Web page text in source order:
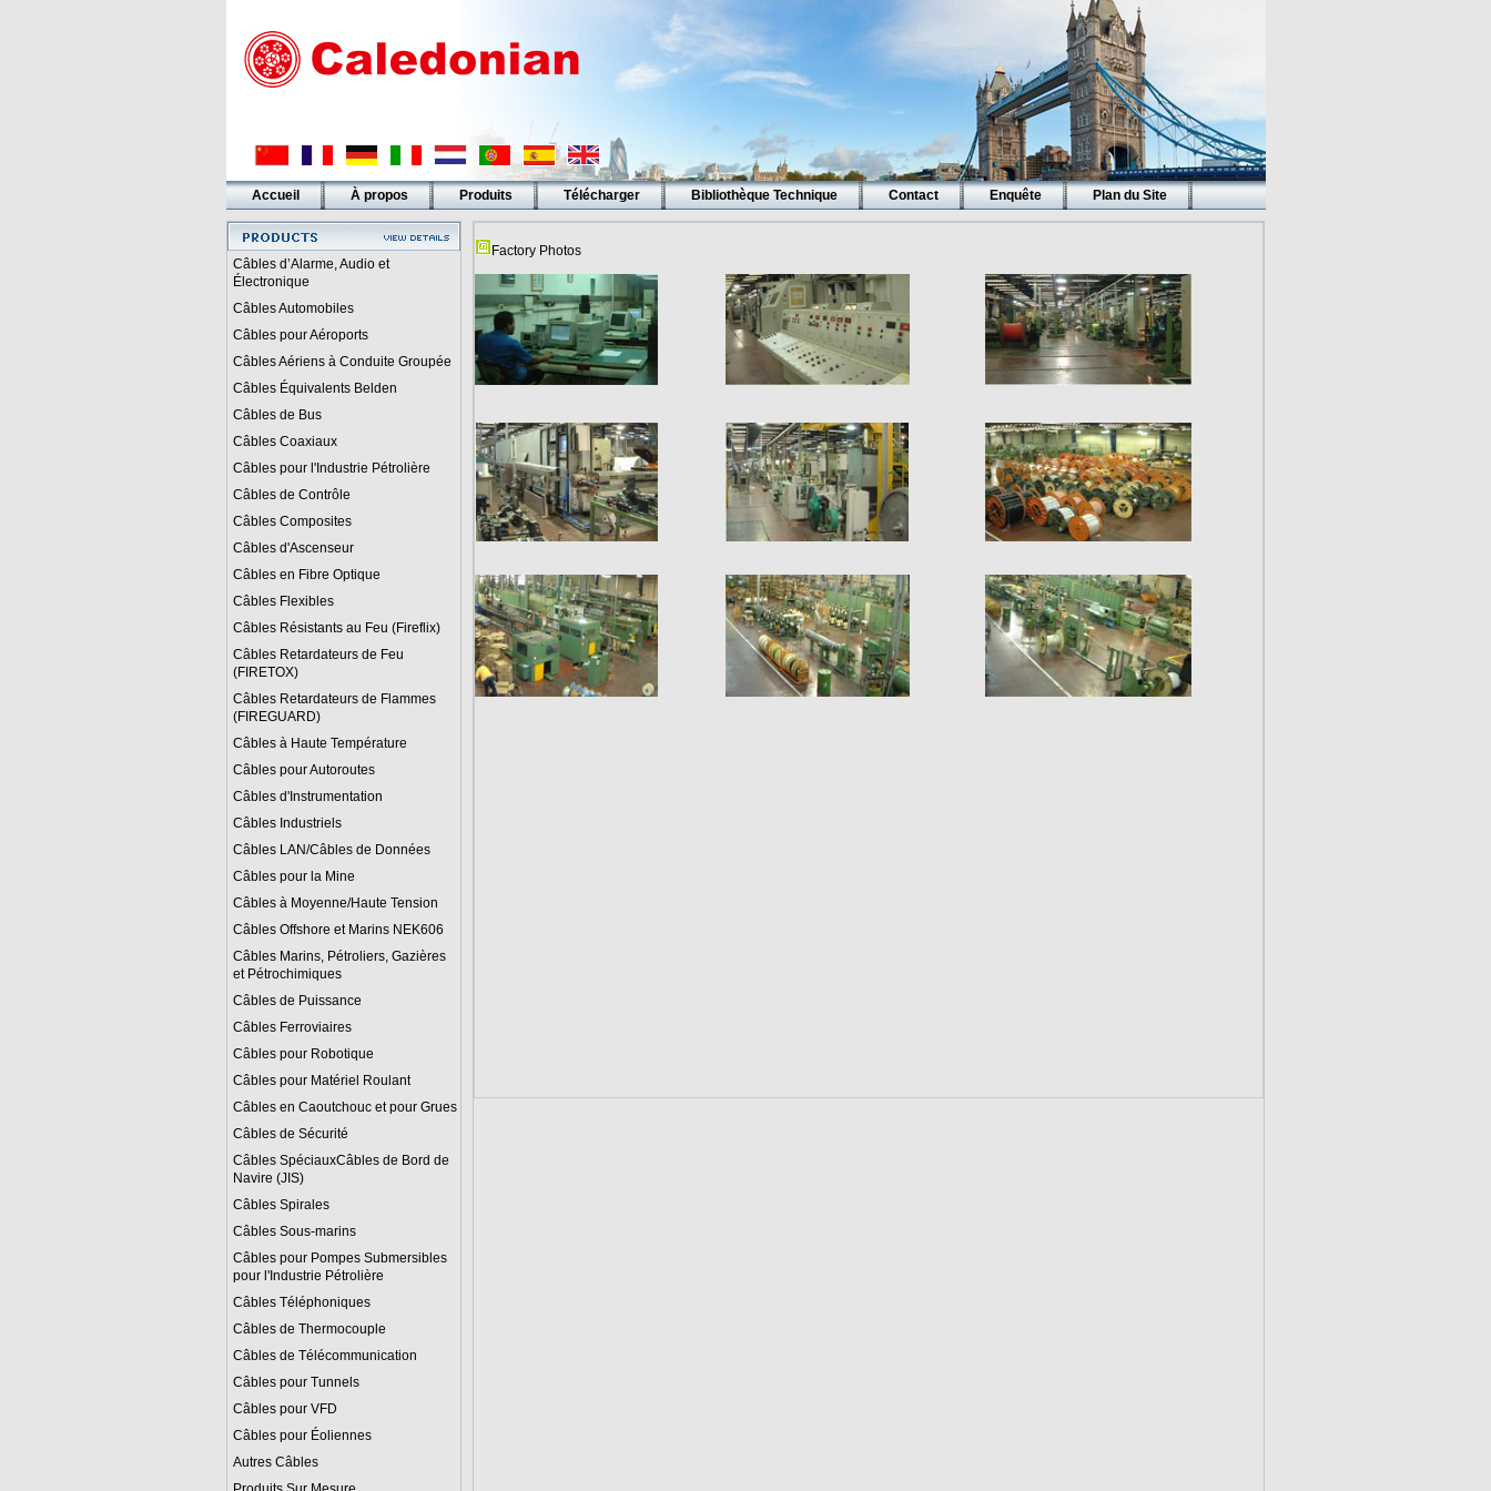
Accueil À propos Produits Télécharger Bibliothèque Technique Contact Enquête
Plan du Site
Liens
Câbles d’Alarme, Audio et
Électronique
Câbles Automobiles
Câbles pour Aéroports
Câbles Aériens à Conduite Groupée
Câbles Équivalents Belden
Câbles de Bus
Câbles Coaxiaux
Câbles pour l'Industrie Pétrolière
Câbles de Contrôle
Câbles Composites
Câbles d'Ascenseur
Câbles en Fibre Optique
Câbles Flexibles
Câbles Résistants au Feu (Fireflix)
Câbles Retardateurs de Feu
(FIRETOX)
Câbles Retardateurs de Flammes
(FIREGUARD)
Câbles à Haute Température
Câbles pour Autoroutes
Câbles d'Instrumentation
Câbles Industriels
Câbles LAN/Câbles de Données
Câbles pour la Mine
Câbles à Moyenne/Haute Tension
Câbles Offshore et Marins NEK606
Câbles Marins, Pétroliers, Gazières
et Pétrochimiques
Câbles de Puissance
Câbles Ferroviaires
Câbles pour Robotique
Câbles pour Matériel Roulant
Câbles en Caoutchouc et pour Grues
Câbles de Sécurité
Câbles SpéciauxCâbles de Bord de
Navire (JIS)
Câbles Spirales
Câbles Sous-marins
Câbles pour Pompes Submersibles
pour l'Industrie Pétrolière
Câbles Téléphoniques
Câbles de Thermocouple
Câbles de Télécommunication
Câbles pour Tunnels
Câbles pour VFD
Câbles pour Éoliennes
Autres Câbles
Factory Photos